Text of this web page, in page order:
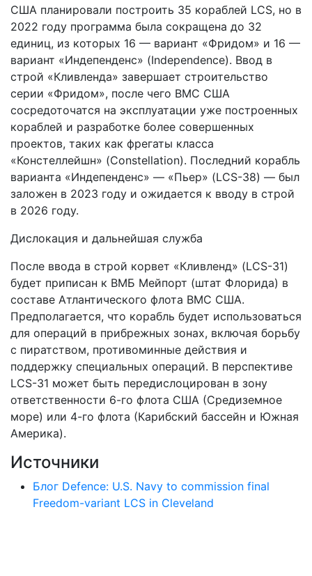
США планировали построить 35 кораблей LCS, но в
2022 году программа была сокращена до 32
единиц, из которых 16 — вариант «Фридом» и 16 —
вариант «Индепенденс» (Independence). Ввод в
строй «Кливленда» завершает строительство
серии «Фридом», после чего ВМС США
сосредоточатся на эксплуатации уже построенных
кораблей и разработке более совершенных
проектов, таких как фрегаты класса
«Констеллейшн» (Constellation). Последний корабль
варианта «Индепенденс» — «Пьер» (LCS-38) — был
заложен в 2023 году и ожидается к вводу в строй
в 2026 году.
Дислокация и дальнейшая служба
После ввода в строй корвет «Кливленд» (LCS-31)
будет приписан к ВМБ Мейпорт (штат Флорида) в
составе Атлантического флота ВМС США.
Предполагается, что корабль будет использоваться
для операций в прибрежных зонах, включая борьбу
с пиратством, противоминные действия и
поддержку специальных операций. В перспективе
LCS-31 может быть передислоцирован в зону
ответственности 6-го флота США (Средиземное
море) или 4-го флота (Карибский бассейн и Южная
Америка).
Источники
Блог Defence: U.S. Navy to commission final
Freedom-variant LCS in Cleveland